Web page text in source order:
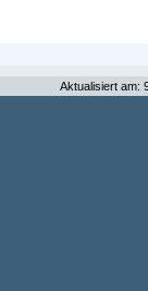
Aktualisiert am: